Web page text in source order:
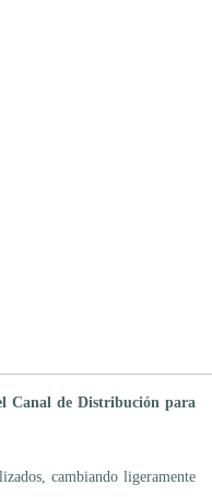
Canal de Distribución para
cambiando ligeramente